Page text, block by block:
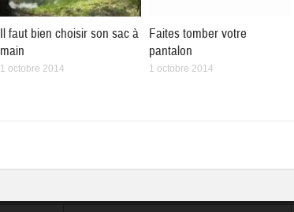
Il faut bien choisir son sac à
main
1 octobre 2014
Faites tomber votre
pantalon
1 octobre 2014